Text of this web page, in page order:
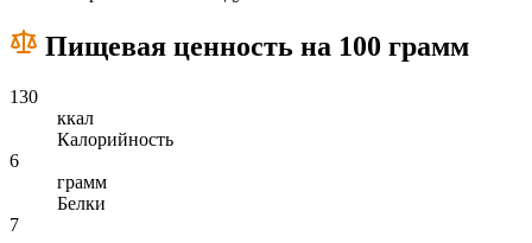
Пищевая ценность на 100 грамм
130
ккал
Калорийность
6
грамм
Белки
7